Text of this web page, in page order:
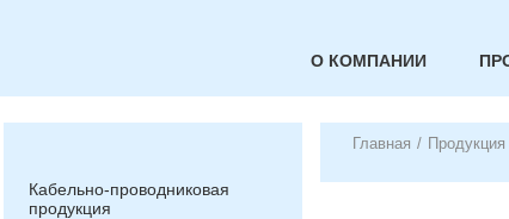
О КОМПАНИИ
Кабельно-проводниковая
продукция
Главная / Продукция